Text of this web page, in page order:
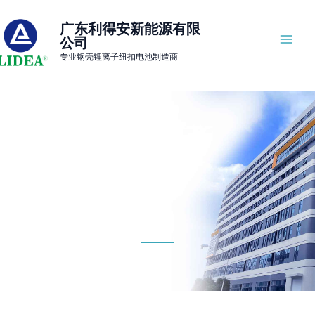
to
content
广东利得安新能源有限
公司
专业钢壳锂离子纽扣电池制造商